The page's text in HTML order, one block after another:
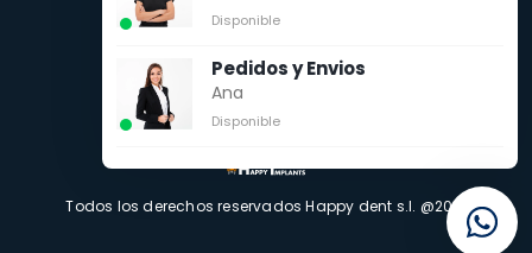
Todos los derechos reservados Happy dent s.l. @2021
Disponible
Pedidos y Envios
Ana
Disponible